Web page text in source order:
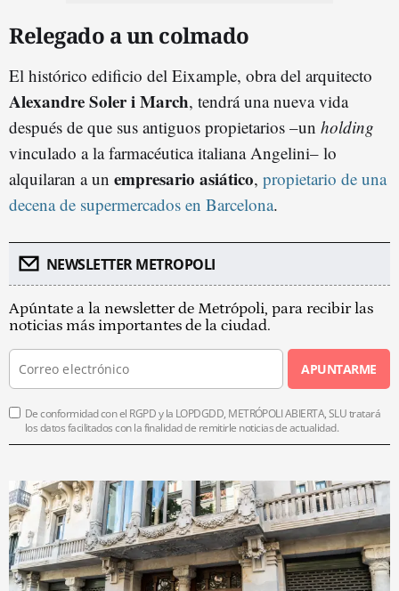
Relegado a un colmado
El histórico edificio del Eixample, obra del arquitecto
Alexandre Soler i March, tendrá una nueva vida
después de que sus antiguos propietarios –un holding
vinculado a la farmacéutica italiana Angelini– lo
alquilaran a un empresario asiático, propietario de una
decena de supermercados en Barcelona.
NEWSLETTER METROPOLI
Apúntate a la newsletter de Metrópoli, para recibir las
noticias más importantes de la ciudad.
APUNTARME
De conformidad con el RGPD y la LOPDGDD, METRÓPOLI ABIERTA, SLU tratará
los datos facilitados con la finalidad de remitirle noticias de actualidad.